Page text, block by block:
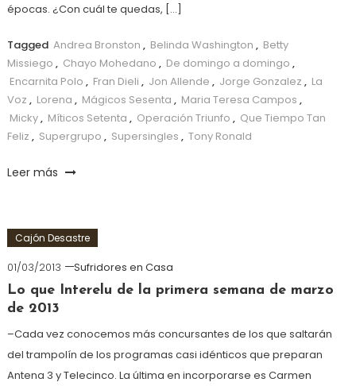
épocas. ¿Con cuál te quedas, […]
Tagged Andrea Bronston , Belinda Washington , Betty
Missiego , Chayo Mohedano , De domingo a domingo ,
Encarnita Polo , Fran Dieli , Jon Allende , Jorge Gonzalez , La
Voz , Lorena , Mágicos Sesenta , Maria Teresa Campos ,
Micky, Míticos Setenta , Operación Triunfo , Que Tiempo Tan
Feliz , Supergrupo , Supersingles , Tony Ronald
Leer más
Cajón Desastre
01/03/2013
Sufridores en Casa
Lo que Interelu de la primera semana de marzo
de 2013
–Cada vez conocemos más concursantes de los que saltarán
del trampolín de los programas casi idénticos que preparan
Antena 3 y Telecinco. La última en incorporarse es Carmen